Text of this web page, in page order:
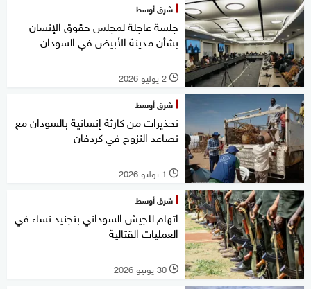
شرق أوسط
جلسة عاجلة لمجلس حقوق الإنسان
بشأن مدينة الأبيض في السودان
l 2 يوليو 2026
شرق أوسط
تحذيرات من كارثة إنسانية بالسودان مع
تصاعد النزوح في كردفان
l 1 يوليو 2026
شرق أوسط
اتهام للجيش السوداني بتجنيد نساء في
العمليات القتالية
l 30 يونيو 2026